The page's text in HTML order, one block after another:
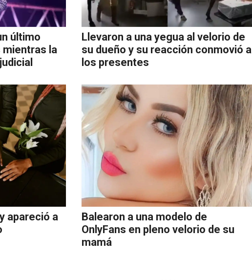
último
mientras la
Llevaron a una yegua al velorio de
su dueño y su reacción conmovió a
los presentes
apareció a
Balearon a una modelo de
OnlyFans en pleno velorio de su
mamá